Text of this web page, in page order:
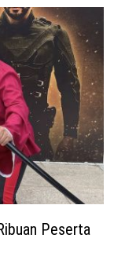
Peserta